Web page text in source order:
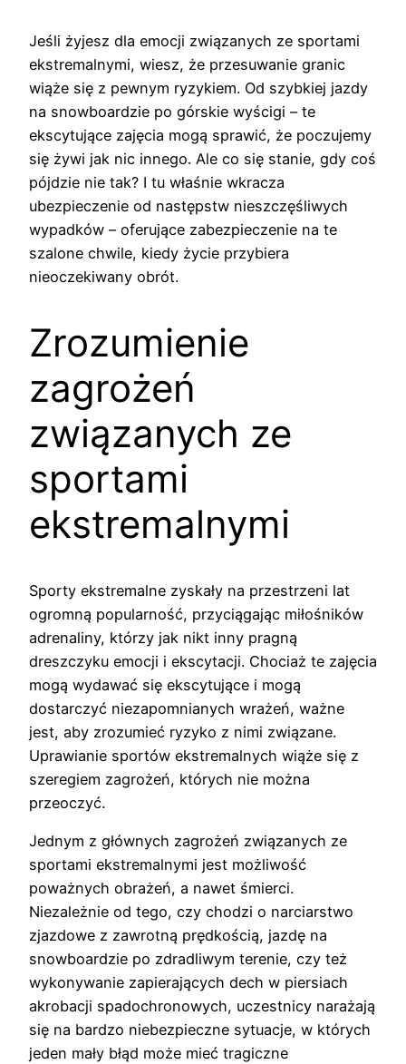
Jeśli żyjesz dla emocji związanych ze sportami
ekstremalnymi, wiesz, że przesuwanie granic
wiąże się z pewnym ryzykiem. Od szybkiej jazdy
na snowboardzie po górskie wyścigi – te
ekscytujące zajęcia mogą sprawić, że poczujemy
się żywi jak nic innego. Ale co się stanie, gdy coś
pójdzie nie tak? I tu właśnie wkracza
ubezpieczenie od następstw nieszczęśliwych
wypadków – oferujące zabezpieczenie na te
szalone chwile, kiedy życie przybiera
nieoczekiwany obrót.
Zrozumienie
zagrożeń
związanych ze
sportami
ekstremalnymi
Sporty ekstremalne zyskały na przestrzeni lat
ogromną popularność, przyciągając miłośników
adrenaliny, którzy jak nikt inny pragną
dreszczyku emocji i ekscytacji. Chociaż te zajęcia
mogą wydawać się ekscytujące i mogą
dostarczyć niezapomnianych wrażeń, ważne
jest, aby zrozumieć ryzyko z nimi związane.
Uprawianie sportów ekstremalnych wiąże się z
szeregiem zagrożeń, których nie można
przeoczyć.
Jednym z głównych zagrożeń związanych ze
sportami ekstremalnymi jest możliwość
poważnych obrażeń, a nawet śmierci.
Niezależnie od tego, czy chodzi o narciarstwo
zjazdowe z zawrotną prędkością, jazdę na
snowboardzie po zdradliwym terenie, czy też
wykonywanie zapierających dech w piersiach
akrobacji spadochronowych, uczestnicy narażają
się na bardzo niebezpieczne sytuacje, w których
jeden mały błąd może mieć tragiczne